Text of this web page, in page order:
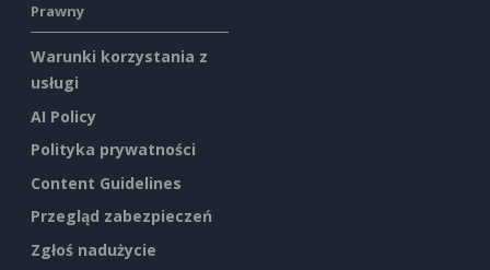
Prawny
Warunki korzystania z
usługi
AI Policy
Polityka prywatności
Content Guidelines
Przegląd zabezpieczeń
Zgłoś nadużycie